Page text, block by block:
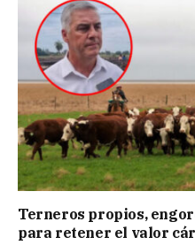
Terneros propios,
para retener el valor